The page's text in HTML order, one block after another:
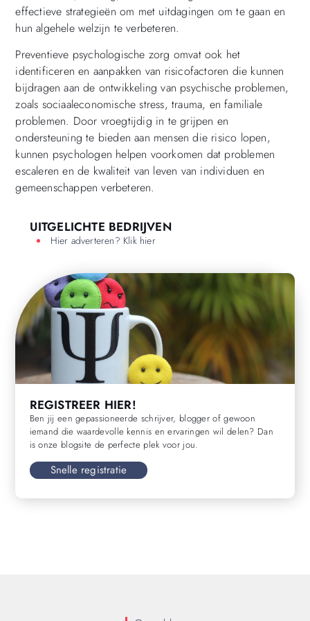
effectieve strategieën om met uitdagingen om te gaan en
hun algehele welzijn te verbeteren.
Preventieve psychologische zorg omvat ook het
identificeren en aanpakken van risicofactoren die kunnen
bijdragen aan de ontwikkeling van psychische problemen,
zoals sociaaleconomische stress, trauma, en familiale
problemen. Door vroegtijdig in te grijpen en
ondersteuning te bieden aan mensen die risico lopen,
kunnen psychologen helpen voorkomen dat problemen
escaleren en de kwaliteit van leven van individuen en
gemeenschappen verbeteren.
UITGELICHTE BEDRIJVEN
Hier adverteren? Klik hier
REGISTREER HIER!
Ben jij een gepassioneerde schrijver, blogger of gewoon
iemand die waardevolle kennis en ervaringen wil delen? Dan
is onze blogsite de perfecte plek voor jou.
Snelle registratie